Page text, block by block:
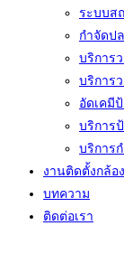
ระบบส
กำจัดป
บริการ
บริการ
อัดเคมี
บริการ
บริการ
งานติดตั้งกล้อ
บทความ
ติดต่อเรา